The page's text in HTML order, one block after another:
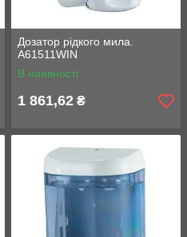
Дозатор рідкого мила.
A61511WIN
В наявності
1 861,62 ₴